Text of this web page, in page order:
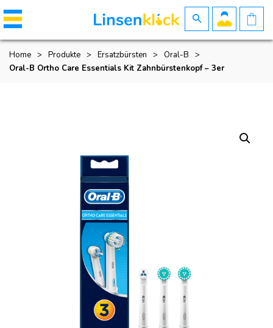
Home > Produkte > Ersatzbürsten > Oral-B
>
Oral-B Ortho Care Essentials Kit Zahnbürstenkopf – 3er